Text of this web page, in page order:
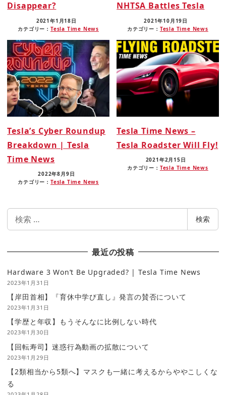
Disappear?
2021年1月18日
カテゴリー： Tesla Time News
NHTSA Battles Tesla
2021年10月19日
カテゴリー： Tesla Time News
Tesla’s Cyber Roundup
Breakdown | Tesla
Time News
2022年8月9日
カテゴリー： Tesla Time News
Tesla Time News –
Tesla Roadster Will Fly!
2021年2月15日
カテゴリー： Tesla Time News
検
検索
最近の投稿
Hardware 3 Won’t Be Upgraded? | Tesla Time News
2023年1月31日
【岸田首相】『育休中学び直し』発言の賛否について
2023年1月31日
【学歴と年収】もうそんなに比例しない時代
2023年1月30日
【回転寿司】迷惑行為動画の拡散について
2023年1月29日
【2類相当から5類へ】マスクも一緒に考えるからややこしくな
る